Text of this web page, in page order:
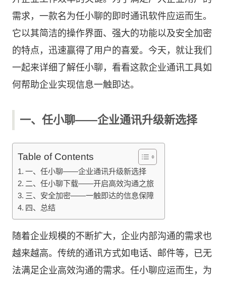
需求，一款名为任小聊的即时通讯软件应运而生。
它以其简洁的操作界面、强大的功能以及安全加密
的特点，迅速赢得了用户的喜爱。今天，就让我们
一起来详细了解任小聊，看看这款企业通讯工具如
何帮助企业实现信息一触即达。
一、任小聊——企业通讯升级新选择
Table of Contents
一、任小聊——企业通讯升级新选择
二、任小聊下载——开启高效沟通之旅
三、安全加密——一触即达的信息保障
四、总结
随着企业规模的不断扩大，企业内部沟通的需求也
越来越高。传统的通讯方式如电话、邮件等，已无
法满足企业高效沟通的需求。任小聊应运而生，为